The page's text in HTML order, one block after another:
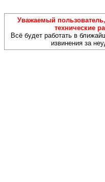
Уважаемый
технические
Всё будет работать в
извинения за